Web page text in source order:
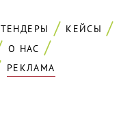
ТЕНДЕРЫ
КЕЙСЫ
О НАС
РЕКЛАМА